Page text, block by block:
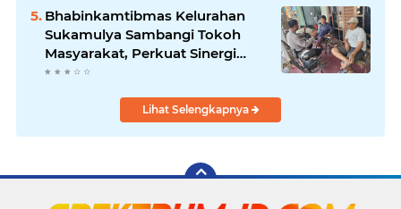
Bhabinkamtibmas Kelurahan
Sukamulya Sambangi Tokoh
Masyarakat, Perkuat Sinergi
Jaga Kamtibmas
Lihat Selengkapnya